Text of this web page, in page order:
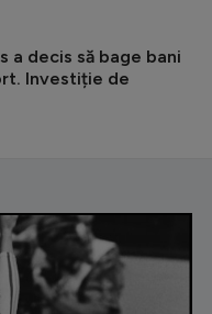
a decis să bage bani
Investiție de